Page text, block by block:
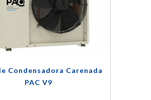
Condensadora Carenada
PAC V9